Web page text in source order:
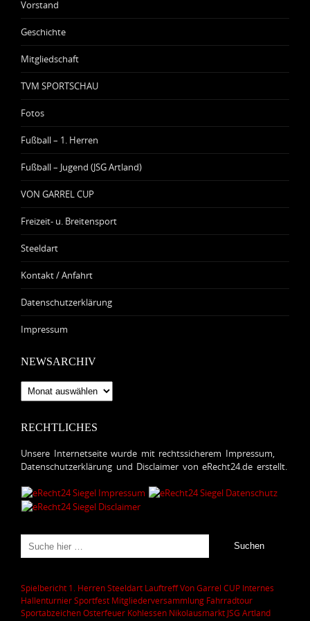
Vorstand
Geschichte
Mitgliedschaft
TVM SPORTSCHAU
Fotos
Fußball – 1. Herren
Fußball – Jugend (JSG Artland)
VON GARREL CUP
Freizeit- u. Breitensport
Steeldart
Kontakt / Anfahrt
Datenschutzerklärung
Impressum
NEWSARCHIV
Newsarchiv
RECHTLICHES
Unsere Internetseite wurde mit rechtssicherem Impressum,
Datenschutzerklärung und Disclaimer von eRecht24.de erstellt.
Spielbericht 1. HerrenSteeldart LauftreffVon Garrel CUP Internes
HallenturnierSportfest Mitgliederversammlung Fahrradtour
SportabzeichenOsterfeuer Kohlessen Nikolausmarkt JSG Artland